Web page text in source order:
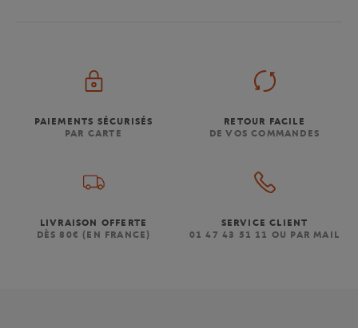
PAIEMENTS SÉCURISÉS
PAR CARTE
RETOUR FACILE
DE VOS COMMANDES
LIVRAISON OFFERTE
DÈS 80€ (EN FRANCE)
SERVICE CLIENT
01 47 43 51 11 OU PAR MAIL